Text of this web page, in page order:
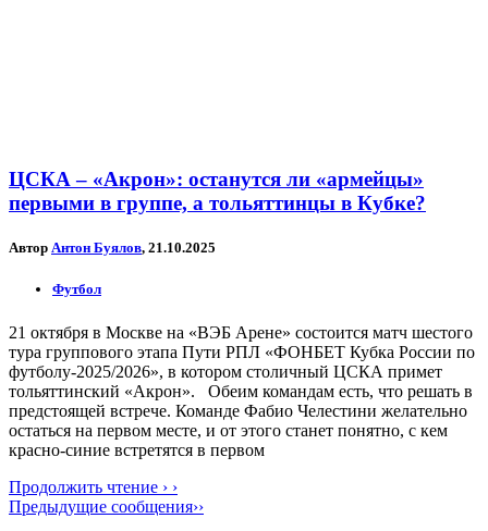
ЦСКА – «Акрон»: останутся ли «армейцы»
первыми в группе, а тольяттинцы в Кубке?
Автор Антон Буялов, 21.10.2025
Футбол
21 октября в Москве на «ВЭБ Арене» состоится матч шестого
тура группового этапа Пути РПЛ «ФОНБЕТ Кубка России по
футболу-2025/2026», в котором столичный ЦСКА примет
тольяттинский «Акрон». Обеим командам есть, что решать в
предстоящей встрече. Команде Фабио Челестини желательно
остаться на первом месте, и от этого станет понятно, с кем
красно-синие встретятся в первом
Продолжить чтение › ›
Предыдущие сообщения››